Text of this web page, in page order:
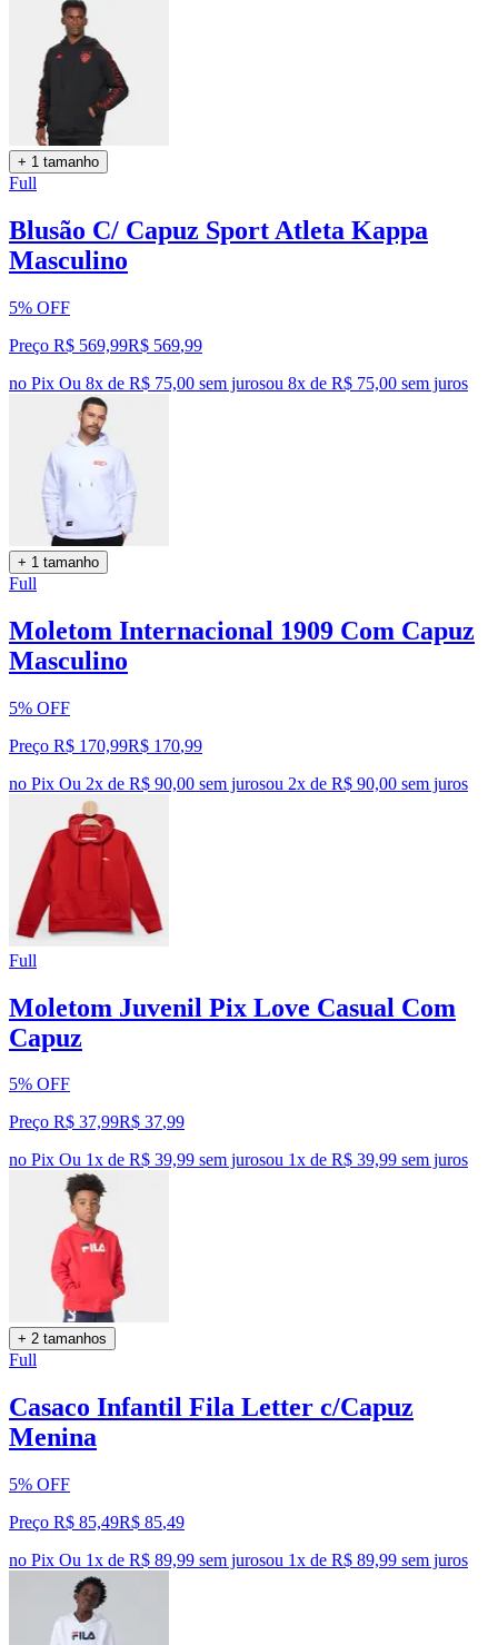
+ 1 tamanho
Full
Blusão C/ Capuz Sport Atleta Kappa
Masculino
5% OFF
Preço R$ 569,99R$ 569,99
no Pix Ou 8x de R$ 75,00 sem jurosou 8x de R$ 75,00 sem juros
+ 1 tamanho
Full
Moletom Internacional 1909 Com Capuz
Masculino
5% OFF
Preço R$ 170,99R$ 170,99
no Pix Ou 2x de R$ 90,00 sem jurosou 2x de R$ 90,00 sem juros
Full
Moletom Juvenil Pix Love Casual Com
Capuz
5% OFF
Preço R$ 37,99R$ 37,99
no Pix Ou 1x de R$ 39,99 sem jurosou 1x de R$ 39,99 sem juros
+ 2 tamanhos
Full
Casaco Infantil Fila Letter c/Capuz
Menina
5% OFF
Preço R$ 85,49R$ 85,49
no Pix Ou 1x de R$ 89,99 sem jurosou 1x de R$ 89,99 sem juros